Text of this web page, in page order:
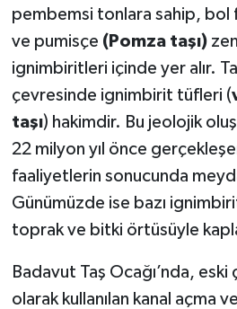
pembemsi tonlara sahip, bol
ve pumisçe (Pomza taşı)
ignimbiritleri içinde yer alır.
çevresinde ignimbirit tüfleri (
taşı) hakimdir. Bu jeolojik
22 milyon yıl önce
faaliyetlerin sonucunda
Günümüzde ise bazı
toprak ve bitki örtüsüyle
Badavut Taş Ocağı’nda, eski
olarak kullanılan kanal açma